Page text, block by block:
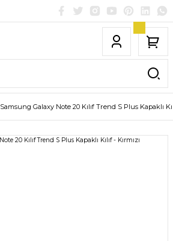
Samsung Galaxy Note 20 Kılıf Trend S Plus Kapaklı